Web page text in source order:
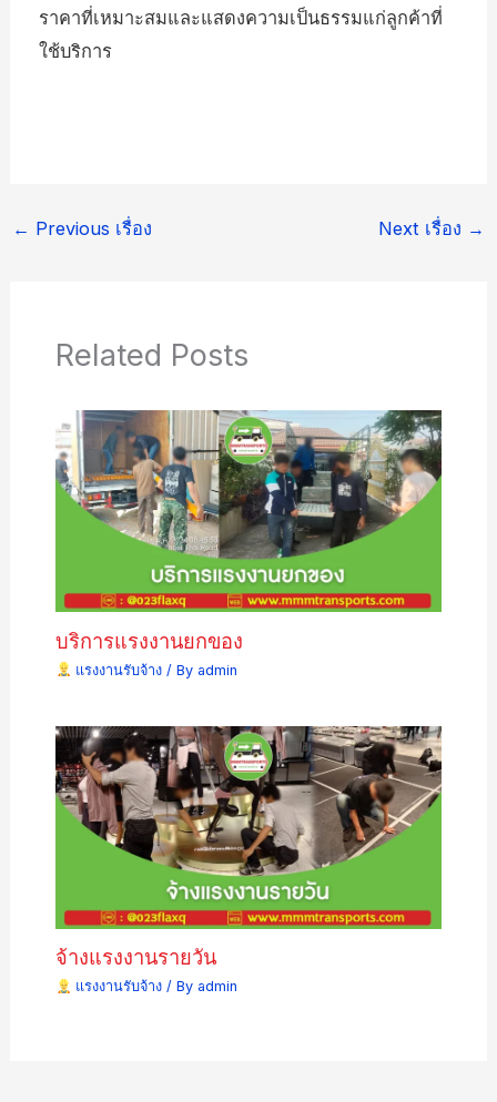
ราคาที่เหมาะสมและแสดงความเป็นธรรมแก่ลูกค้าที่
ใช้บริการ
← Previous เรื่อง Next เรื่อง →
Related Posts
บริการแรงงานยกของ
แรงงานรับจ้าง / By admin
จ้างแรงงานรายวัน
แรงงานรับจ้าง / By admin